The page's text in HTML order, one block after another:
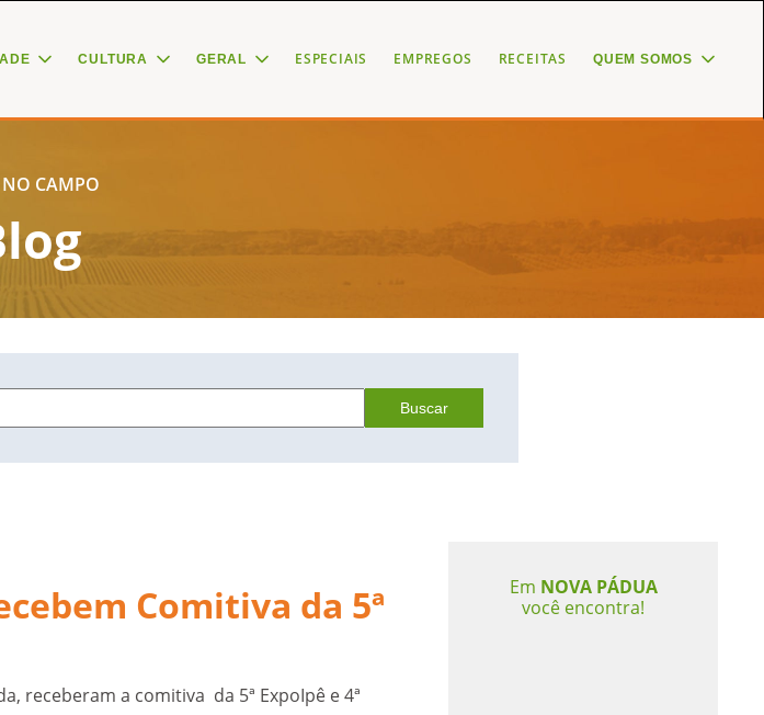
CULTURA GERAL ESPECIAIS EMPREGOS RECEITAS QUEM SOMOS
CAMPO
Buscar
Comitiva da 5ª
receberam a comitiva da 5ª ExpoIpê e 4ª
Em NOVA PÁDUA
você encontra!